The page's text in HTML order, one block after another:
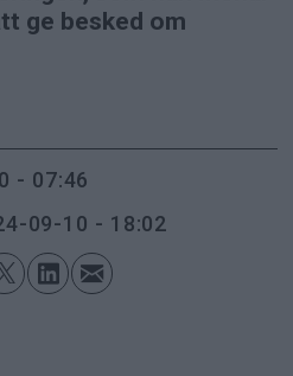
ge besked om
- 07:46
09-10 - 18:02